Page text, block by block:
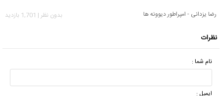
رضا یزدانی - امپراطور دیوونه ها
بدون نظر | 1,701 بازدید
نظرات
نام شما :
ایمیل :